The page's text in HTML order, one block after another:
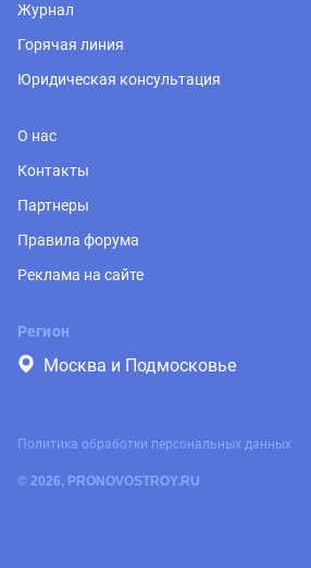
Журнал
Горячая линия
Юридическая консультация
О нас
Контакты
Партнеры
Правила форума
Реклама на сайте
Регион
Москва и Подмосковье
© 2026, PRONOVOSTROY.RU
Политика обработки персональных данных